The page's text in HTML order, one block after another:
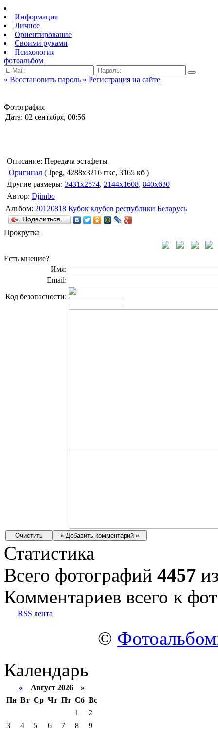
Информация
Личное
Ориентирование
Своими руками
Психология
фотоальбом
» Восстановить пароль » Регистрация на сайте
Фотография
Дата: 02 сентября, 00:56
Описание: Передача эстафеты
Оригинал ( Jpeg, 4288x3216 пкс, 3165 кб )
Другие размеры: 3431x2574, 2144x1608, 840x630
Автор: Djimbo
Альбом: 20120818 Кубок клубов республики Беларусь
Поделиться…
Прокрутка
Есть мнение?
Имя:
Email:
Код безопасности:
Статистика
Всего фотографий 4457
Комментариев всего к
RSS лента
©
Календарь
« Август 2026 »
Пн Вт Ср Чт Пт Сб Вс
1
2
3
4 5 6 7 8
9